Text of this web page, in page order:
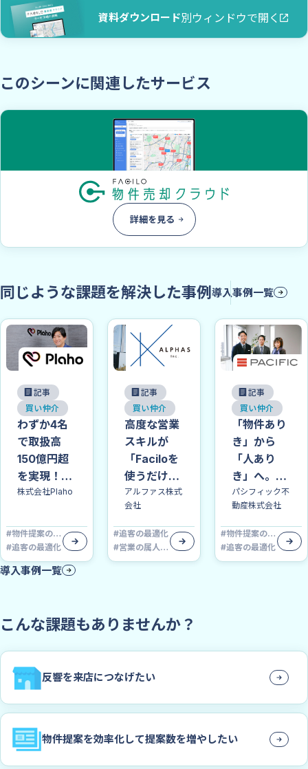
資料ダウンロード別ウィンドウで開く
このシーンに関連したサービス
詳細を見る
同じような課題を解決した事例 導入事例一覧
記事
買い仲介
わずか4名
で取扱高
150億円超
を実現！
「Give・
Give」の営
業哲学でお
客様に寄り
添う提案を
株式会社Plaho
#
物件提案の効率化
#追客の最適化
記事
買い仲介
高度な営業
スキルが
「Faciloを
使うだけ」
で再現可能
に。成約数
を押し上げ
たFacilo
の、対話
アルファス株式
会社
#追客の最適化
#
営業の属人化解消
記事
買い仲介
「物件あり
き」から
「人あり
き」へ。追
客の成約数
2倍を生ん
だ意識改革
パシフィック不
動産株式会社
#
物件提案の効率化
#追客の最適化
導入事例一覧
こんな課題もありませんか？
反響を来店につなげたい
物件提案を効率化して提案数を増やしたい